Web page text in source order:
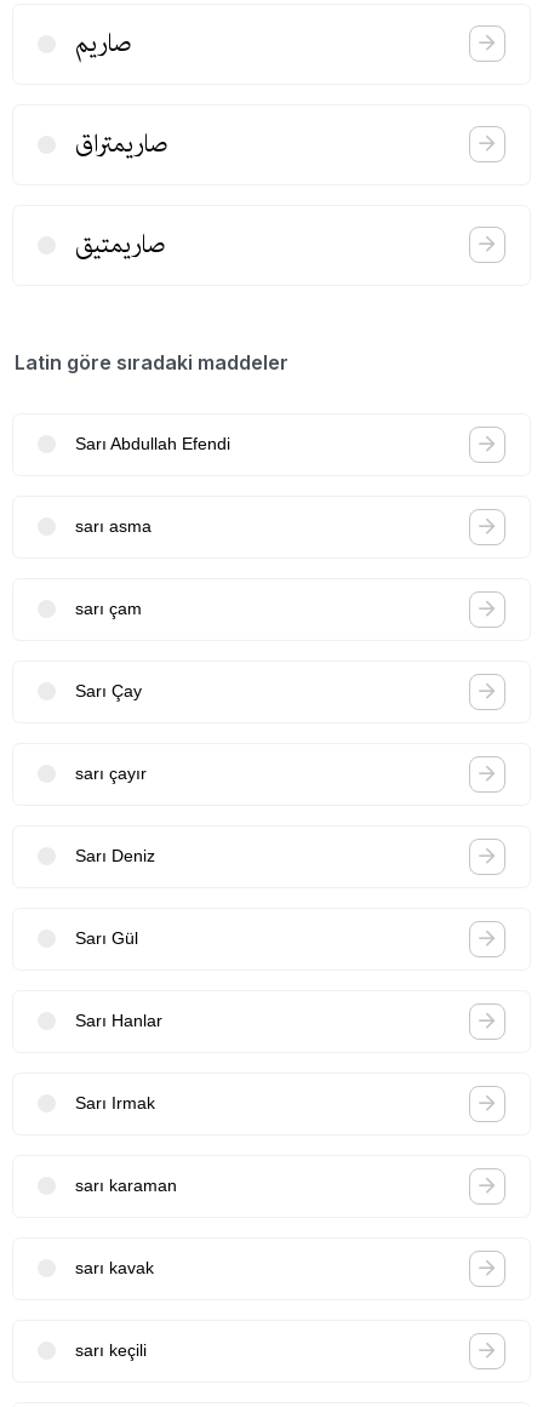
صاریم
صاریمتراق
صاریمتیق
Latin göre sıradaki maddeler
Sarı Abdullah Efendi
sarı asma
sarı çam
Sarı Çay
sarı çayır
Sarı Deniz
Sarı Gül
Sarı Hanlar
Sarı Irmak
sarı karaman
sarı kavak
sarı keçili